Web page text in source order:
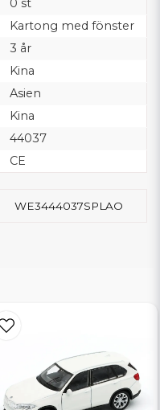
0 st
Kartong med fönster
3 år
Kina
Asien
Kina
44037
CE
WE3444037SPLAO